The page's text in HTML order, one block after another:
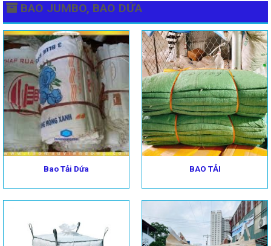
BAO JUMBO, BAO DỨA
Bao Tải Dứa BAO TẢI